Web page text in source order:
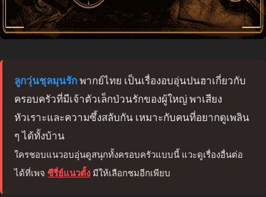
ลูกวุ่นชุลมุนรัก พากย์ไทย เป็นเรื่องอบอุ่นปนฮาเกี่ยวกับ
ครอบครัวที่มีเจ้าตัวเล็กป่วนรักของผู้ใหญ่ พาเสียง
หัวเราะและความซึ้งสลับกัน เหมาะกับคนที่อยากดูเพลิน
ๆ ได้ทั้งบ้าน
ใครชอบแนวอบอุ่นดูสนุกทั้งครอบครัวแบบนี้ แวะดูเรื่องอื่นต่อ
ได้ที่เพจ ซีรี่ย์แนวตั้ง มีให้เลือกชมอีกเพียบ